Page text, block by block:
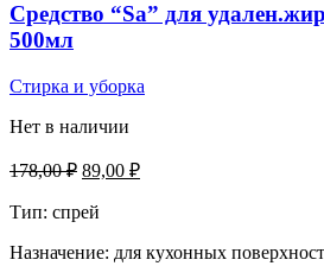
Средство “Sa” для
500мл
Стирка и уборка
Нет в наличии
178,00₽ Первоначальная
составляла
89,00 ₽Текущая
Тип: спрей
Назначение: для кухонных